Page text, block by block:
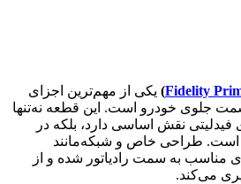
Fidelity
) یکی از مهم‌ترین اجزای
جلوی خودرو است. این قطعه نه‌تنها
فیدلیتی نقش اساسی دارد، بلکه در
است. طراحی خاص و شبکه‌مانند
مناسب به سمت رادیاتور شده و از
می‌کند.